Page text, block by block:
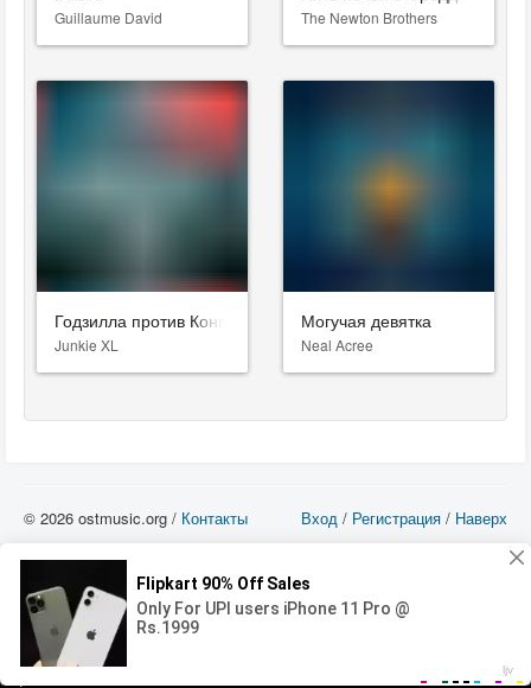
Error loading media: File could not be played 00:00
Guillaume David The Newton Brothers
Годзилла против Конга
Junkie XL
Могучая девятка
Neal Acree
Вход / Регистрация / Наверх
© 2026 ostmusic.org / Контакты
прав) и охраняются Законом «Об авторском праве и смежных правах». Вы
можете использовать такие материалы только в том в случае, если
использование производится с ознакомительными целями - для прочих целей
вы должны приобрести лицензионную запись.